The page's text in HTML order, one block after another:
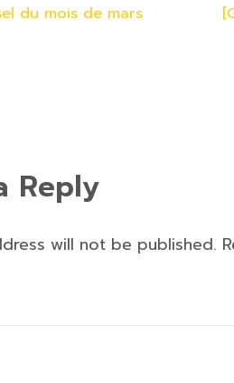
du mois de mars
Reply
will not be published.